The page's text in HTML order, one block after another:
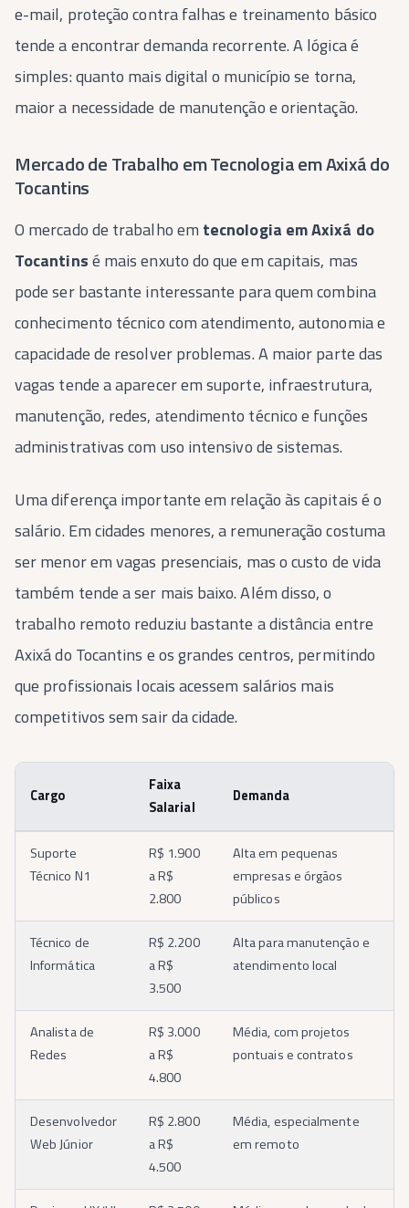
e-mail, proteção contra falhas e treinamento básico
tende a encontrar demanda recorrente. A lógica é
simples: quanto mais digital o município se torna,
maior a necessidade de manutenção e orientação.
Mercado de Trabalho em Tecnologia em Axixá do
Tocantins
O mercado de trabalho em tecnologia em Axixá do
Tocantinsé mais enxuto do que em capitais, mas
pode ser bastante interessante para quem combina
conhecimento técnico com atendimento, autonomia e
capacidade de resolver problemas. A maior parte das
vagas tende a aparecer em suporte, infraestrutura,
manutenção, redes, atendimento técnico e funções
administrativas com uso intensivo de sistemas.
Uma diferença importante em relação às capitais é o
salário. Em cidades menores, a remuneração costuma
ser menor em vagas presenciais, mas o custo de vida
também tende a ser mais baixo. Além disso, o
trabalho remoto reduziu bastante a distância entre
Axixá do Tocantins e os grandes centros, permitindo
que profissionais locais acessem salários mais
competitivos sem sair da cidade.
Cargo
Faixa
Salarial
Demanda
Suporte
Técnico N1
R$ 1.900
a R$
2.800
Alta em pequenas
empresas e órgãos
públicos
Técnico de
Informática
R$ 2.200
a R$
3.500
Alta para manutenção e
atendimento local
Analista de
Redes
R$ 3.000
a R$
4.800
Média, com projetos
pontuais e contratos
Desenvolvedor
Web Júnior
R$ 2.800
a R$
4.500
Média, especialmente
em remoto